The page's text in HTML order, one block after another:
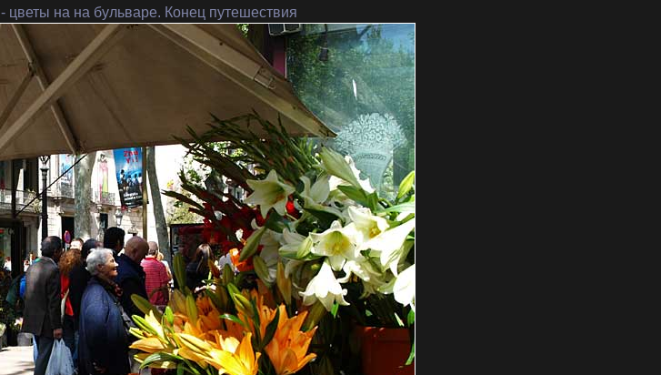
- цветы на на бульваре. Конец путешествия